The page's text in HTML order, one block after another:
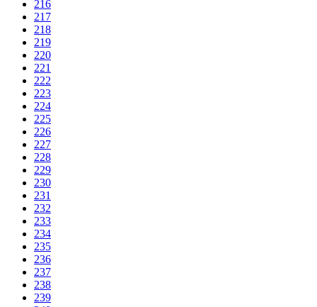
216
217
218
219
220
221
222
223
224
225
226
227
228
229
230
231
232
233
234
235
236
237
238
239